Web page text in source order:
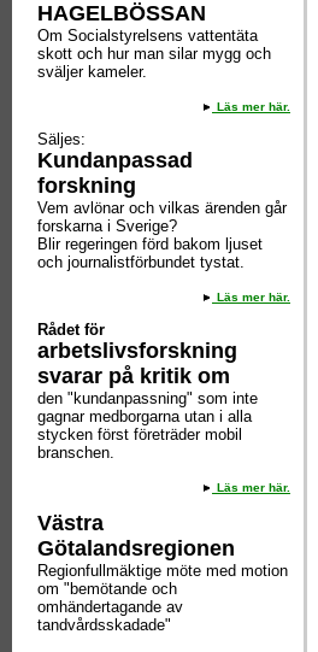
HAGELBÖSSAN
Om Socialstyrelsens vattentäta
skott och hur man silar mygg och
sväljer kameler.
Läs mer här.
Säljes:
Kundanpassad
forskning
Vem avlönar och vilkas ärenden går
forskarna i Sverige?
Blir regeringen förd bakom ljuset
och journalistförbundet tystat.
Läs mer här.
Rådet för
arbetslivsforskning
svarar på kritik om
den "kundanpassning" som inte
gagnar medborgarna utan i alla
stycken först företräder mobil
branschen.
Läs mer här.
Västra
Götalandsregionen
Regionfullmäktige möte med motion
om "bemötande och
omhändertagande av
tandvårdsskadade"